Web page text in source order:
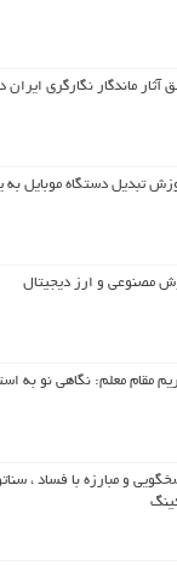
آثار ماندگار نگارگری
تبدیل دستگاه موبایل
مصنوعی و ارز دیجیتال
مقام معلم: نگاهی نو به
و مبارزه با فساد ،